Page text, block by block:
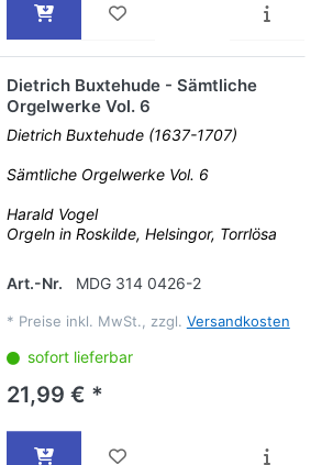
Dietrich Buxtehude - Sämtliche
Orgelwerke Vol. 6
Dietrich Buxtehude (1637-1707)
Sämtliche Orgelwerke Vol. 6
Harald Vogel
Orgeln in Roskilde, Helsingor, Torrlösa
Art.-Nr. MDG 314 0426-2
* Preise inkl. MwSt., zzgl. Versandkosten
sofort lieferbar
21,99 € *